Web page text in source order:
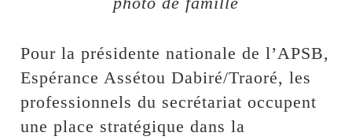
Pour la présidente nationale de l’APSB,
Espérance Assétou Dabiré/Traoré, les
professionnels du secrétariat occupent
une place stratégique dans la